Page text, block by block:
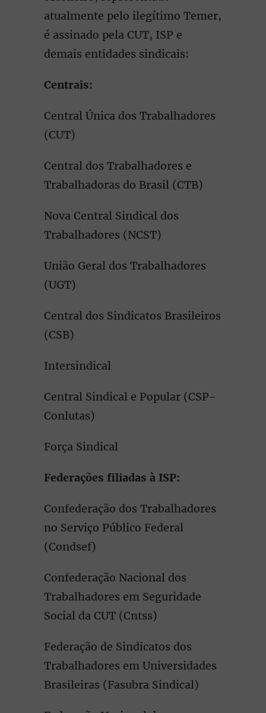
atualmente pelo ilegítimo Temer,
é assinado pela CUT, ISP e
demais entidades sindicais:
Centrais:
Central Única dos Trabalhadores
(CUT)
Central dos Trabalhadores e
Trabalhadoras do Brasil (CTB)
Nova Central Sindical dos
Trabalhadores (NCST)
União Geral dos Trabalhadores
(UGT)
Central dos Sindicatos Brasileiros
(CSB)
Intersindical
Central Sindical e Popular (CSP-
Conlutas)
Força Sindical
Federações filiadas à ISP:
Confederação dos Trabalhadores
no Serviço Público Federal
(Condsef)
Confederação Nacional dos
Trabalhadores em Seguridade
Social da CUT (Cntss)
Federação de Sindicatos dos
Trabalhadores em Universidades
Brasileiras (Fasubra Sindical)